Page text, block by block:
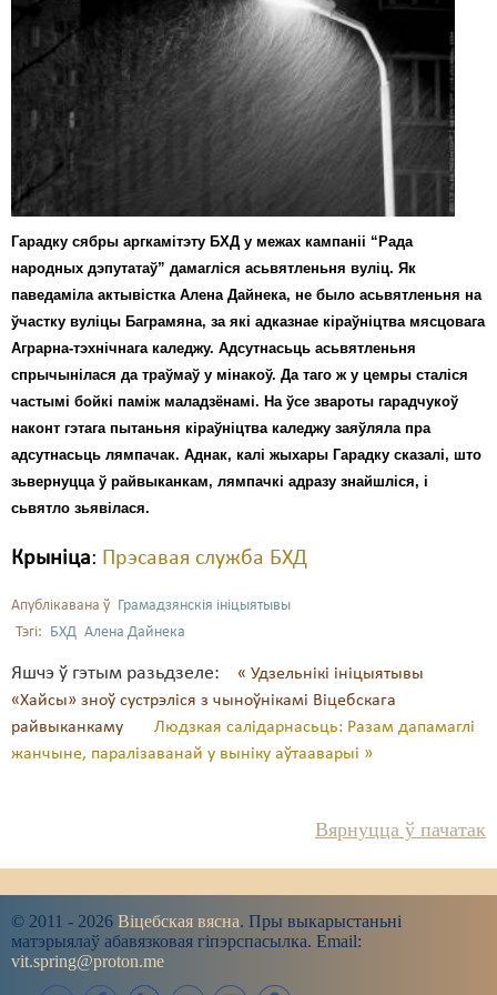
Гарадку сябры аргкамітэту БХД у межах кампаніі “Рада
народных дэпутатаў” дамагліся асьвятленьня вуліц. Як
паведаміла актывістка Алена Дайнека, не было асьвятленьня на
ўчастку вуліцы Баграмяна, за які адказнае кіраўніцтва мясцовага
Аграрна-тэхнічнага каледжу. Адсутнасьць асьвятленьня
спрычынілася да траўмаў у мінакоў. Да таго ж у цемры сталіся
частымі бойкі паміж маладзёнамі. На ўсе звароты гарадчукоў
наконт гэтага пытаньня кіраўніцтва каледжу заяўляла пра
адсутнасьць лямпачак. Аднак, калі жыхары Гарадку сказалі, што
зьвернуцца ў райвыканкам, лямпачкі адразу знайшліся, і
сьвятло зьявілася.
Крыніца: Прэсавая служба БХД
Апублікавана ў Грамадзянскія ініцыятывы
Тэгі: БХД Алена Дайнека
Яшчэ ў гэтым разьдзеле:
« Удзельнікі ініцыятывы
«Хайсы» зноў сустрэліся з чыноўнікамі Віцебскага
райвыканкаму
Людзкая салідарнасьць: Разам дапамаглі
жанчыне, паралізаванай у выніку аўтааварыі »
Вярнуцца ў пачатак
© 2011 - 2026 Віцебская вясна. Пры выкарыстаньні
матэрыялаў абавязковая гіпэрспасылка. Email:
vit.spring@proton.me
КПЧ ААН
Культурныя правы
ЛПП
Мігранты
Палітвязьні
Праваабаронцы
Правы дзіцяці
Пэнітэнцыярная сыстэма
Распальваньне варожасьці
Рознае
Суд
Сьмяротнае пакараньне
Правы працоўных